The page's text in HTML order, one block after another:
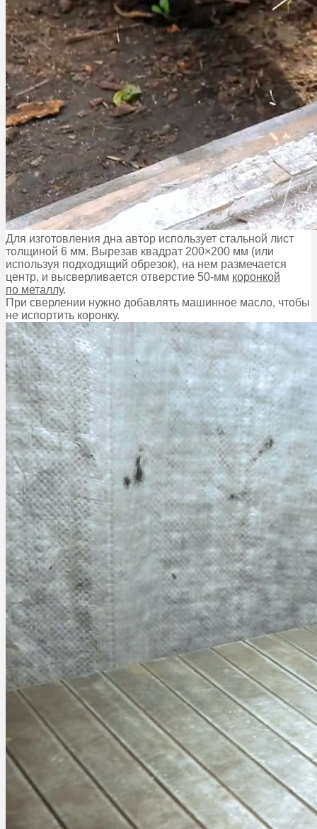
Для изготовления дна автор использует стальной лист
толщиной 6 мм. Вырезав квадрат 200×200 мм (или
используя подходящий обрезок), на нем размечается
центр, и высверливается отверстие 50-мм коронкой
по металлу.
При сверлении нужно добавлять машинное масло, чтобы
не испортить коронку.